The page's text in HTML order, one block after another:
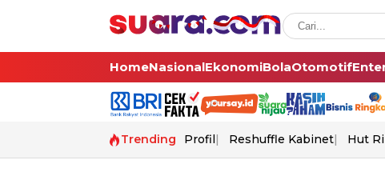
HomeNasionalEkonomiBolaOtomotif
Trending Profil Reshuffle Kabinet Hut Ri